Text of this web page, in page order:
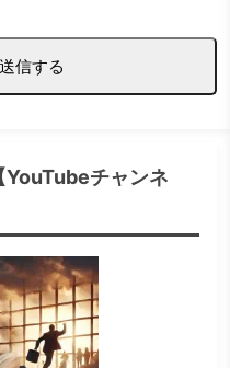
信する
YouTubeチャンネ